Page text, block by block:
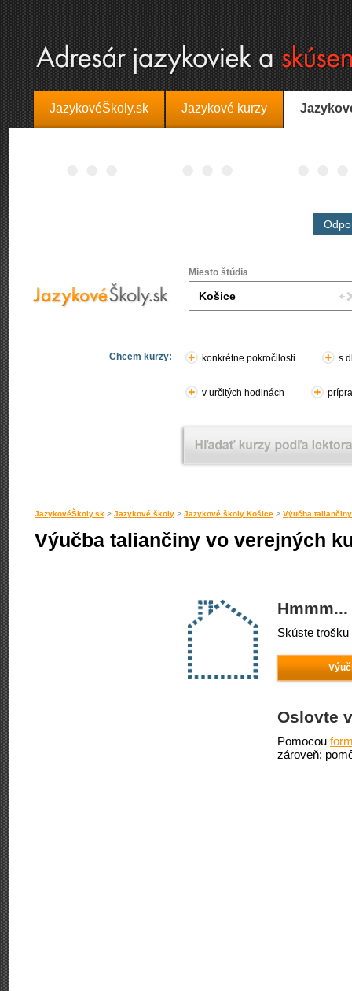
JazykovéŠkoly.sk Jazykové kurzy
Miesto štúdia
Chcem kurzy: konkrétne pokročilosti s
v určitých hodinách
JazykovéŠkoly.sk > Jazykové školy > Jazykové školy Košice > Výučba
Výučba taliančiny vo verejných
Skúste
Oslovte
Pomocou
zároveň;